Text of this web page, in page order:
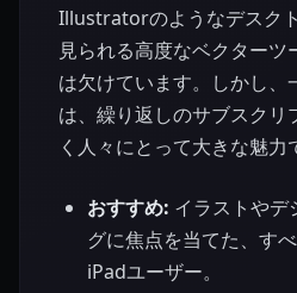
Illustratorのようなデスク
見られる高度なベクター
は欠けています。しかし、
は、繰り返しのサブスクリ
く人々にとって大きな魅力
おすすめ: イラストやデ
グに焦点を当てた、す
iPadユーザー。